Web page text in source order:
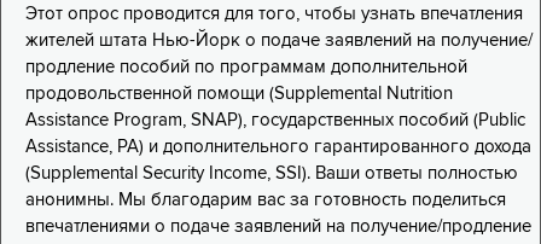
Этот опрос проводится для того, чтобы узнать впечатления
жителей штата Нью-Йорк о подаче заявлений на получение/
продление пособий по программам дополнительной
продовольственной помощи (Supplemental Nutrition
Assistance Program, SNAP), государственных пособий (Public
Assistance, PA) и дополнительного гарантированного дохода
(Supplemental Security Income, SSI). Ваши ответы полностью
анонимны. Мы благодарим вас за готовность поделиться
впечатлениями о подаче заявлений на получение/продление